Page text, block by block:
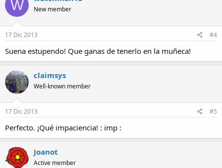
W New member
17 Dic 2013 #4
Suena estupendo! Que ganas de tenerlo en la muñeca!
claimsys
Well-known member
17 Dic 2013 #5
Perfecto. ¡Qué impaciencia! : imp :
Joanot
Active member